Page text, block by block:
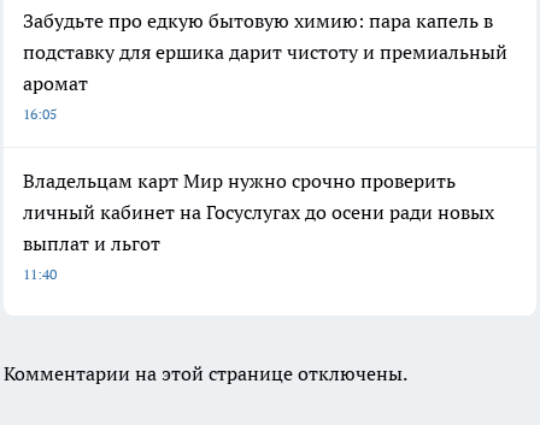
Забудьте про едкую бытовую химию: пара капель в
подставку для ершика дарит чистоту и премиальный
аромат
16:05
Владельцам карт Мир нужно срочно проверить
личный кабинет на Госуслугах до осени ради новых
выплат и льгот
11:40
Комментарии на этой странице отключены.